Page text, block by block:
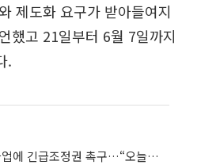
제도화 요구가 받아들여지
했고 21일부터 6월 7일까지
.
고동진 의원, 삼성전자 파업에 긴급조정권 촉구…“오늘부터 준비해야”